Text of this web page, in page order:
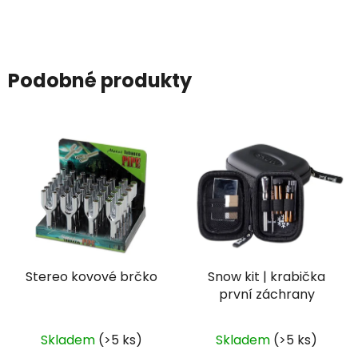
Podobné produkty
Stereo kovové brčko
Skladem (>5 ks)
Snow kit | krabička
první záchrany
Skladem (>5 ks)